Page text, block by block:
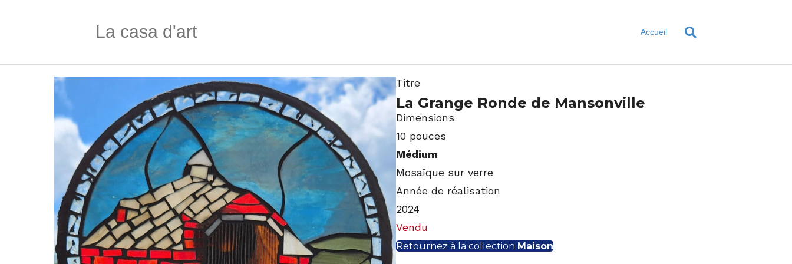
La casa d'art Accueil
Titre
La Grange Ronde de Mansonville
Dimensions
10 pouces
Médium
Mosaïque sur verre
Année de réalisation
2024
Vendu
Retournez à la collection Maison